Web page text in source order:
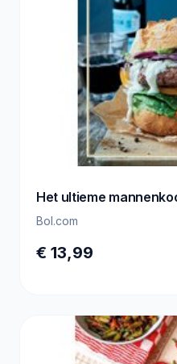
Het ultieme
Bol.com
€ 13,99